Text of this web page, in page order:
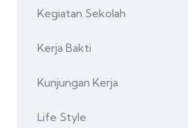
Kegiatan Sekolah
Kerja Bakti
Kunjungan Kerja
Life Style